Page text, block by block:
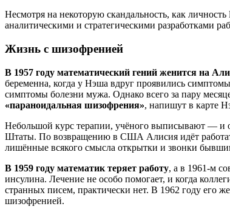
Несмотря на некоторую скандальность, как
аналитическими и стратегическими разработками
Жизнь с шизофренией
В 1957 году математический гений женится на
беременна, когда у Нэша вдруг проявились
симптомы болезни мужа. Однако всего за пару
«параноидальная шизофрения», напишут в карте
Небольшой курс терапии, учёного выписывают — и
Штаты. По возвращению в США Алисия идёт
лишённые всякого смысла открытки и звонки
В 1959 году математик теряет работу, а в 1961-м
инсулина. Лечение не особо помогает, и когда
странных писем, практически нет. В 1962 году его
шизофренией.